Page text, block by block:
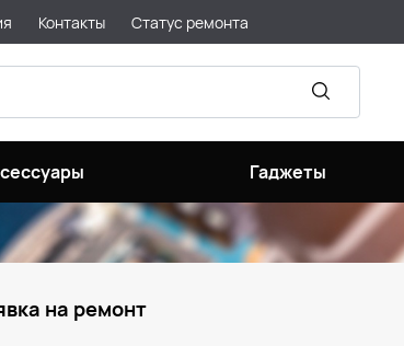
Контакты Статус ремонта
Гаджеты
на ремонт